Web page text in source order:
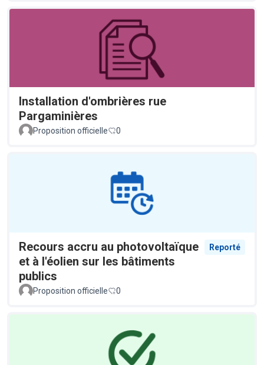
Installation d'ombrières rue
Pargaminières
Proposition officielle 0
Recours accru au photovoltaïque
et à l'éolien sur les bâtiments
publics
Reporté
Proposition officielle 0